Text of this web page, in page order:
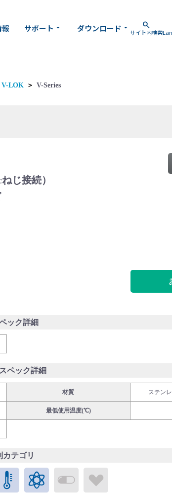
search
サイト内検索
サポート arrow_drop_down ダウンロード arrow_drop_down
V-LOK ＞ V-Series
じ接続）
ック詳細
ペック詳細
材質 ステン
最低使用温度(℃)
カテゴリ
ス
カル パブリックラボラトリバイオメディカル・フード